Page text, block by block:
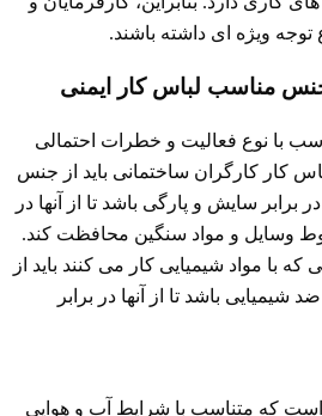
توجه ویژه ای داشته باشند.
مناسب لباس کار ایمنی
با نوع فعالیت و خطرات احتمالی
کار کارگران ساختمانی باید از جنس
سایش و پارگی باشد تا از آنها در
وسایل و مواد سنگین محافظت کند.
با مواد شیمیایی کار می کنند باید از
باشد تا از آنها در برابر
است که متناسب با شرایط آب و هوایی